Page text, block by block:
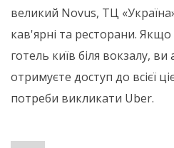
великий Novus, ТЦ
кав'ярні та ресторани.
готель київ біля вокзалу,
отримуєте доступ до всієї
потреби викликати Uber.